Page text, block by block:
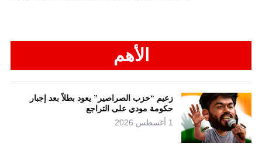
الأهم
زعيم “حزب الصراصير” يعود بطلاً بعد إجبار
حكومة مودي على التراجع
1 أغسطس 2026